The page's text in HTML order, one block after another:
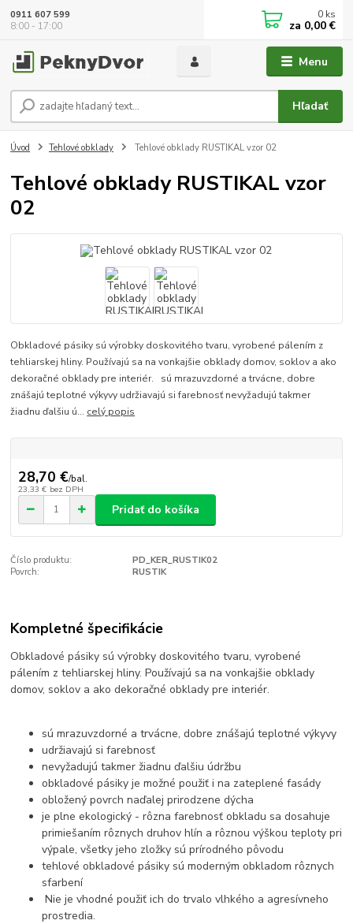
Menu
Hľadať
0911 607 599
8:00 - 17:00
0 ks
za 0,00 €
Úvod Tehlové obklady Tehlové obklady RUSTIKAL vzor 02
Tehlové obklady RUSTIKAL vzor
02
Obkladové pásiky sú výrobky doskovitého tvaru, vyrobené pálením z
tehliarskej hliny. Používajú sa na vonkajšie obklady domov, soklov a ako
dekoračné obklady pre interiér. sú mrazuvzdorné a trvácne, dobre
znášajú teplotné výkyvy udržiavajú si farebnosť nevyžadujú takmer
žiadnu ďalšiu ú... celý popis
28,70 €/bal.
23,33 € bez DPH
Pridať do košíka
Číslo produktu:
PD_KER_RUSTIK02
Povrch:
RUSTIK
Kompletné špecifikácie
Obkladové pásiky sú výrobky doskovitého tvaru, vyrobené
pálením z tehliarskej hliny. Používajú sa na vonkajšie obklady
domov, soklov a ako dekoračné obklady pre interiér.
sú mrazuvzdorné a trvácne, dobre znášajú teplotné výkyvy
udržiavajú si farebnosť
nevyžadujú takmer žiadnu ďalšiu údržbu
obkladové pásiky je možné použiť i na zateplené fasády
obložený povrch naďalej prirodzene dýcha
je plne ekologický - rôzna farebnosť obkladu sa dosahuje
primiešaním rôznych druhov hlín a rôznou výškou teploty pri
výpale, všetky jeho zložky sú prírodného pôvodu
tehlové obkladové pásiky sú moderným obkladom rôznych
sfarbení
Nie je vhodné použiť ich do trvalo vlhkého a agresívneho
prostredia.